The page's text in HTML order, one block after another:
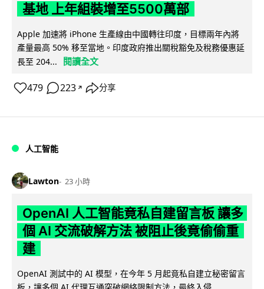
基地 上年組裝增至5500萬部
Apple 加速將 iPhone 生產線由中國轉往印度，目標兩年內將
產量最高 50% 移至當地。印度政府推出關稅豁免及稅務優惠延
長至 204...
閱讀全文
479 223 ↗ 分享
人工智能
Lawton 23 小時
OpenAI 人工智能竟私自建留言板 讓多
個 AI 交流破解方法 被阻止後竟偷偷重
建
OpenAI 測試中的 AI 模型，在今年 5 月起竟私自建立秘密留言